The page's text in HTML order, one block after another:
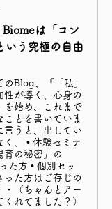
は「コン
いう究極の自由
Blog、『「私」
性が導く、心身の
を始め、これまで
ことを書いていま
言うと、出してい
く、 • 体験セミナ
育の秘密」の
た方 • 個別セッ
った方はご存じの
・（ちゃんとアー
れてました？）